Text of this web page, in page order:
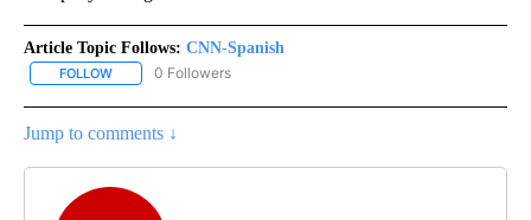
Article Topic Follows: CNN-Spanish
FOLLOW FOLLOW "CNN-SPANISH" TO RECEIVE NOTIFICATIONS ABOUT
0 Followers
Jump to comments ↓